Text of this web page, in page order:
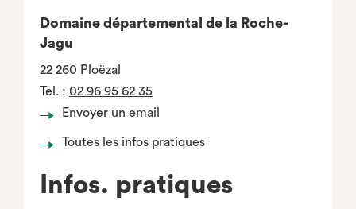
Domaine départemental de la Roche-
Jagu
22 260 Ploëzal
Tel. : 02 96 95 62 35
Envoyer un email
Toutes les infos pratiques
Infos. pratiques